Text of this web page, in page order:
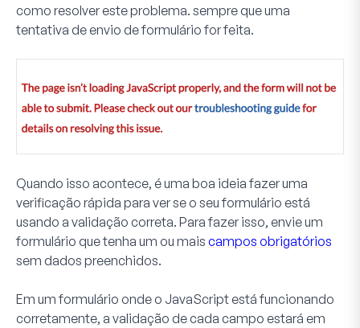
como resolver este problema. sempre que uma
tentativa de envio de formulário for feita.
Quando isso acontece, é uma boa ideia fazer uma
verificação rápida para ver se o seu formulário está
usando a validação correta. Para fazer isso, envie um
formulário que tenha um ou mais campos obrigatórios
sem dados preenchidos.
Em um formulário onde o JavaScript está funcionando
corretamente, a validação de cada campo estará em